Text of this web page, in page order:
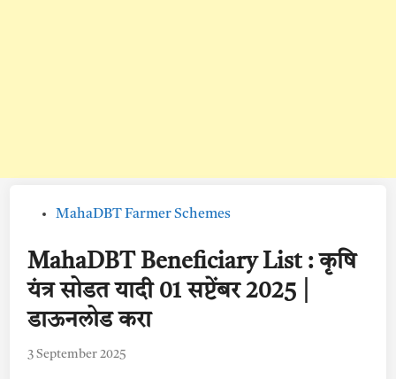
PostedMahaDBT Farmer Schemes
MahaDBT Beneficiary List : कृषि
यंत्र सोडत यादी 01 सप्टेंबर 2025 |
डाऊनलोड करा
3 September 2025